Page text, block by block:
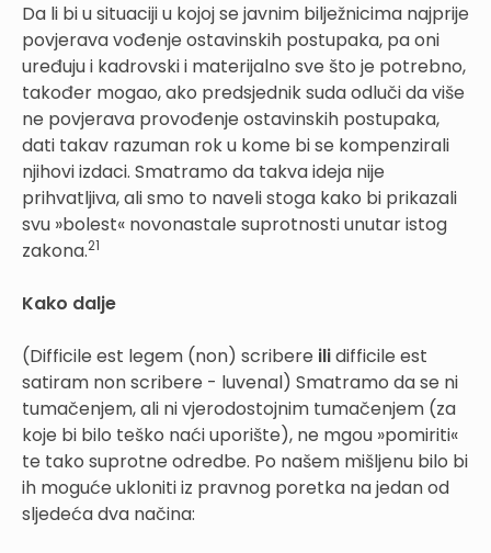
Da li bi u situaciji u kojoj se javnim bilježnicima najprije
povjerava vođenje ostavinskih postupaka, pa oni
uređuju i kadrovski i materijalno sve što je potrebno,
također mogao, ako predsjednik suda odluči da više
ne povjerava provođenje ostavinskih postupaka,
dati takav razuman rok u kome bi se kompenzirali
njihovi izdaci. Smatramo da takva ideja nije
prihvatljiva, ali smo to naveli stoga kako bi prikazali
svu »bolest« novonastale suprotnosti unutar istog
zakona.21
Kako dalje
(Difficile est legem (non) scribere ilidifficile est
satiram non scribere - luvenal) Smatramo da se ni
tumačenjem, ali ni vjerodostojnim tumačenjem (za
koje bi bilo teško naći uporište), ne mgou »pomiriti«
te tako suprotne odredbe. Po našem mišljenu bilo bi
ih moguće ukloniti iz pravnog poretka na jedan od
sljedeća dva načina: